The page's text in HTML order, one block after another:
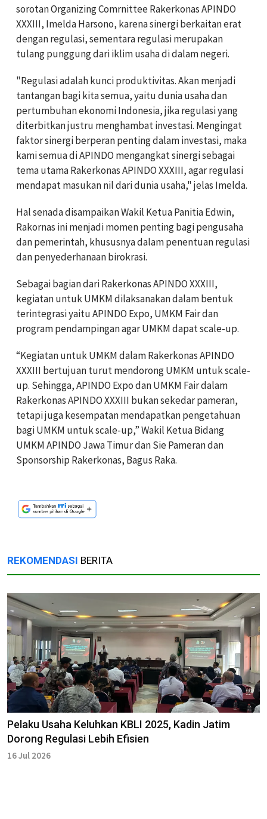
sorotan Organizing Comrnittee Rakerkonas APINDO
XXXIII, Imelda Harsono, karena sinergi berkaitan erat
dengan regulasi, sementara regulasi merupakan
tulang punggung dari iklim usaha di dalam negeri.
"Regulasi adalah kunci produktivitas. Akan menjadi
tantangan bagi kita semua, yaitu dunia usaha dan
pertumbuhan ekonomi Indonesia, jika regulasi yang
diterbitkan justru menghambat investasi. Mengingat
faktor sinergi berperan penting dalam investasi, maka
kami semua di APINDO mengangkat sinergi sebagai
tema utama Rakerkonas APINDO XXXIII, agar regulasi
mendapat masukan nil dari dunia usaha," jelas Imelda.
Hal senada disampaikan Wakil Ketua Panitia Edwin,
Rakornas ini menjadi momen penting bagi pengusaha
dan pemerintah, khususnya dalam penentuan regulasi
dan penyederhanaan birokrasi.
Sebagai bagian dari Rakerkonas APINDO XXXIII,
kegiatan untuk UMKM dilaksanakan dalam bentuk
terintegrasi yaitu APINDO Expo, UMKM Fair dan
program pendampingan agar UMKM dapat scale-up.
“Kegiatan untuk UMKM dalam Rakerkonas APINDO
XXXIII bertujuan turut mendorong UMKM untuk scale-
up. Sehingga, APINDO Expo dan UMKM Fair dalam
Rakerkonas APINDO XXXIII bukan sekedar pameran,
tetapi juga kesempatan mendapatkan pengetahuan
bagi UMKM untuk scale-up,” Wakil Ketua Bidang
UMKM APINDO Jawa Timur dan Sie Pameran dan
Sponsorship Rakerkonas, Bagus Raka.
REKOMENDASI BERITA
Pelaku Usaha Keluhkan KBLI 2025, Kadin Jatim
Dorong Regulasi Lebih Efisien
16 Jul 2026